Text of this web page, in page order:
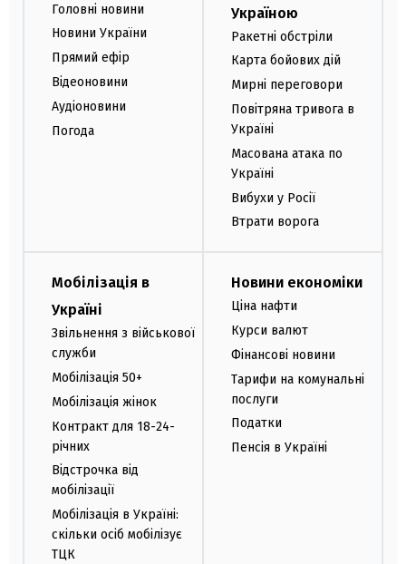
Головні новини
Новини України
Прямий ефір
Відеоновини
Аудіоновини
Погода
Україною
Ракетні обстріли
Карта бойових дій
Мирні переговори
Повітряна тривога в
Україні
Масована атака по
Україні
Вибухи у Росії
Втрати ворога
Мобілізація в
Україні
Звільнення з військової
служби
Мобілізація 50+
Мобілізація жінок
Контракт для 18-24-
річних
Відстрочка від
мобілізації
Мобілізація в Україні:
скільки осіб мобілізує
ТЦК
Новини економіки
Ціна нафти
Курси валют
Фінансові новини
Тарифи на комунальні
послуги
Податки
Пенсія в Україні